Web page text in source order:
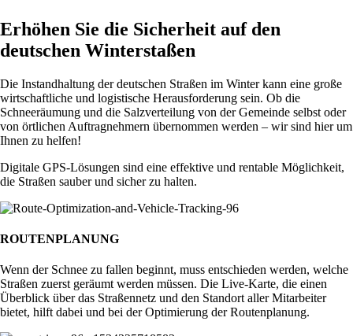
Erhöhen Sie die Sicherheit auf den
deutschen Winterstaßen
Die Instandhaltung der deutschen Straßen im Winter kann eine große
wirtschaftliche und logistische Herausforderung sein. Ob die
Schneeräumung und die Salzverteilung von der Gemeinde selbst oder
von örtlichen Auftragnehmern übernommen werden – wir sind hier um
Ihnen zu helfen!
Digitale GPS-Lösungen sind eine effektive und rentable Möglichkeit,
die Straßen sauber und sicher zu halten.
ROUTENPLANUNG
Wenn der Schnee zu fallen beginnt, muss entschieden werden, welche
Straßen zuerst geräumt werden müssen. Die Live-Karte, die einen
Überblick über das Straßennetz und den Standort aller Mitarbeiter
bietet, hilft dabei und bei der Optimierung der Routenplanung.